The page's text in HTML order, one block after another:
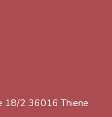
18/2 36016 Thiene